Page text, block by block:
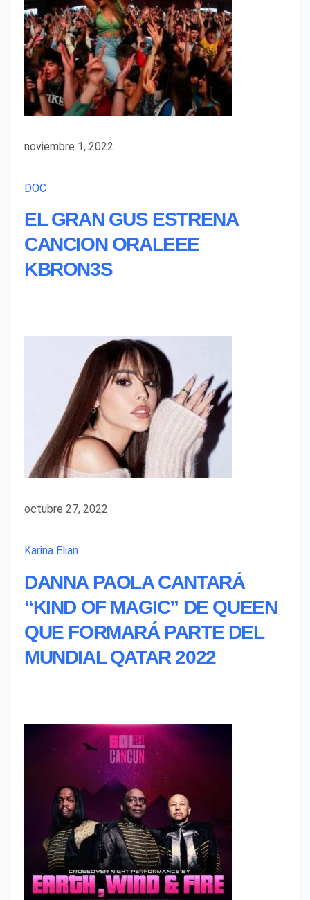
noviembre 1, 2022
DOC
EL GRAN GUS ESTRENA
CANCION ORALEEE
KBRON3S
octubre 27, 2022
Karina Elian
DANNA PAOLA CANTARÁ
“KIND OF MAGIC” DE QUEEN
QUE FORMARÁ PARTE DEL
MUNDIAL QATAR 2022